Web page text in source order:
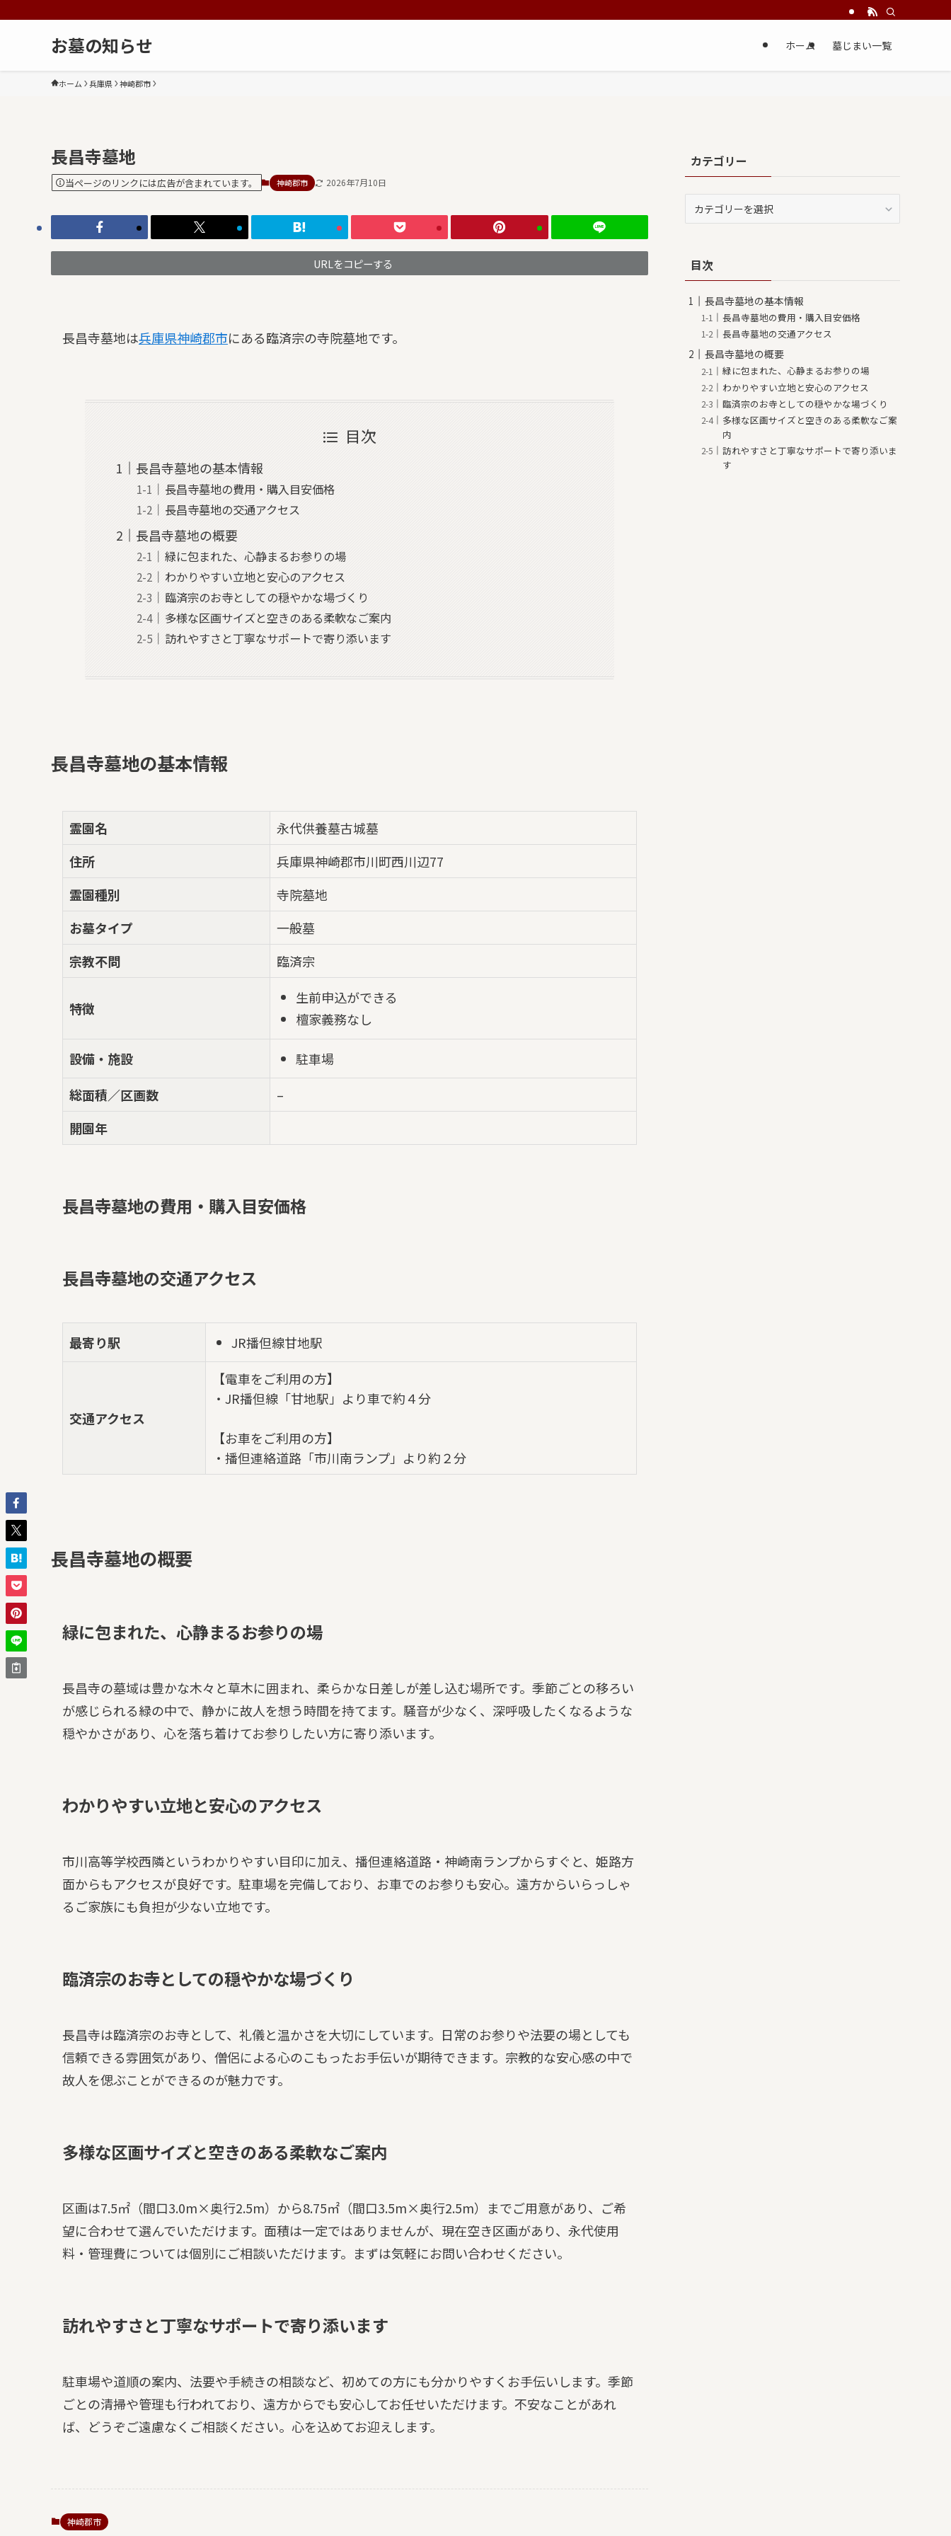
お墓の知らせ ホーム 墓じまい一覧
ホーム 兵庫県 神崎郡市
長昌寺墓地
当ページのリンクには広告が含まれています。 神崎郡市 2026年7月10日
URLをコピーする
長昌寺墓地は兵庫県神崎郡市にある臨済宗の寺院墓地です。
目次
長昌寺墓地の基本情報
長昌寺墓地の費用・購入目安価格
長昌寺墓地の交通アクセス
長昌寺墓地の概要
緑に包まれた、心静まるお参りの場
わかりやすい立地と安心のアクセス
臨済宗のお寺としての穏やかな場づくり
多様な区画サイズと空きのある柔軟なご案内
訪れやすさと丁寧なサポートで寄り添います
長昌寺墓地の基本情報
霊園名
永代供養墓古城墓
住所
兵庫県神崎郡市川町西川辺77
霊園種別
寺院墓地
お墓タイプ
一般墓
宗教不問
臨済宗
特徴
生前申込ができる
檀家義務なし
設備・施設
駐車場
総面積／区画数
–
開園年
長昌寺墓地の費用・購入目安価格
長昌寺墓地の交通アクセス
最寄り駅 JR播但線甘地駅
交通アクセス
【電車をご利用の方】
・JR播但線「甘地駅」より車で約４分
【お車をご利用の方】
・播但連絡道路「市川南ランプ」より約２分
長昌寺墓地の概要
緑に包まれた、心静まるお参りの場
長昌寺の墓域は豊かな木々と草木に囲まれ、柔らかな日差しが差し込む場所です。季節ごとの移ろい
が感じられる緑の中で、静かに故人を想う時間を持てます。騒音が少なく、深呼吸したくなるような
穏やかさがあり、心を落ち着けてお参りしたい方に寄り添います。
わかりやすい立地と安心のアクセス
市川高等学校西隣というわかりやすい目印に加え、播但連絡道路・神崎南ランプからすぐと、姫路方
面からもアクセスが良好です。駐車場を完備しており、お車でのお参りも安心。遠方からいらっしゃ
るご家族にも負担が少ない立地です。
臨済宗のお寺としての穏やかな場づくり
長昌寺は臨済宗のお寺として、礼儀と温かさを大切にしています。日常のお参りや法要の場としても
信頼できる雰囲気があり、僧侶による心のこもったお手伝いが期待できます。宗教的な安心感の中で
故人を偲ぶことができるのが魅力です。
多様な区画サイズと空きのある柔軟なご案内
区画は7.5㎡（間口3.0m×奥行2.5m）から8.75㎡（間口3.5m×奥行2.5m）までご用意があり、ご希
望に合わせて選んでいただけます。面積は一定ではありませんが、現在空き区画があり、永代使用
料・管理費については個別にご相談いただけます。まずは気軽にお問い合わせください。
訪れやすさと丁寧なサポートで寄り添います
駐車場や道順の案内、法要や手続きの相談など、初めての方にも分かりやすくお手伝いします。季節
ごとの清掃や管理も行われており、遠方からでも安心してお任せいただけます。不安なことがあれ
ば、どうぞご遠慮なくご相談ください。心を込めてお迎えします。
神崎郡市
カテゴリー
テ
リ目次
長昌寺墓地の基本情報
長昌寺墓地の費用・購入目安価格
長昌寺墓地の交通アクセス
長昌寺墓地の概要
緑に包まれた、心静まるお参りの場
わかりやすい立地と安心のアクセス
臨済宗のお寺としての穏やかな場づくり
多様な区画サイズと空きのある柔軟なご案
内
訪れやすさと丁寧なサポートで寄り添いま
す